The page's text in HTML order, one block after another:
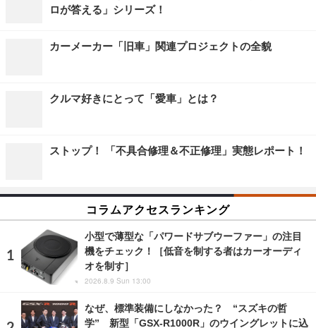
ロが答える」シリーズ！
カーメーカー「旧車」関連プロジェクトの全貌
クルマ好きにとって「愛車」とは？
ストップ！ 「不具合修理＆不正修理」実態レポート！
コラムアクセスランキング
小型で薄型な「パワードサブウーファー」の注目
機をチェック！［低音を制する者はカーオーディ
オを制す］
2026.8.9 Sun 13:00
なぜ、標準装備にしなかった？ “スズキの哲
学” 新型「GSX-R1000R」のウイングレットに込